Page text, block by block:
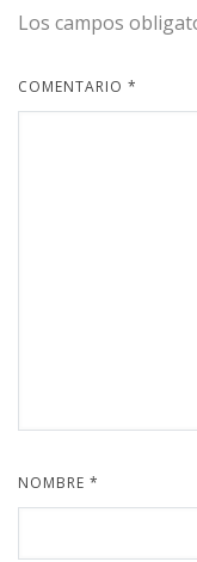
Los campos
COMENTARIO *
NOMBRE *